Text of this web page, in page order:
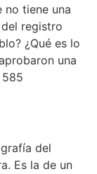
no tiene una
registro
¿Qué es lo
una
del
Es la de un